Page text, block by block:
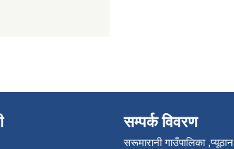
सम्पर्क विवरण
सरूमारानी गाउँपालिका ,प्यूठान